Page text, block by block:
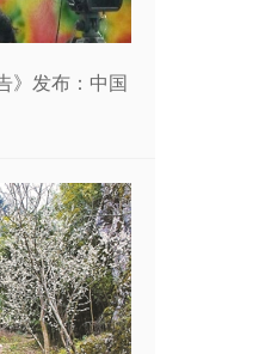
》发布：中国